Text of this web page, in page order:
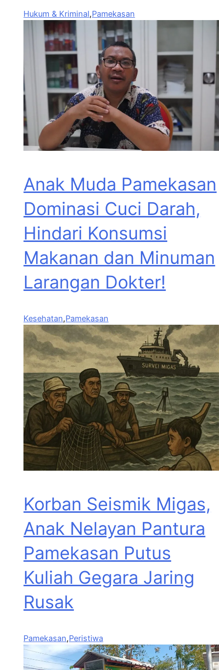
Hukum & Kriminal,Pamekasan
Anak Muda Pamekasan
Dominasi Cuci Darah,
Hindari Konsumsi
Makanan dan Minuman
Larangan Dokter!
Kesehatan,Pamekasan
Korban Seismik Migas,
Anak Nelayan Pantura
Pamekasan Putus
Kuliah Gegara Jaring
Rusak
Pamekasan,Peristiwa